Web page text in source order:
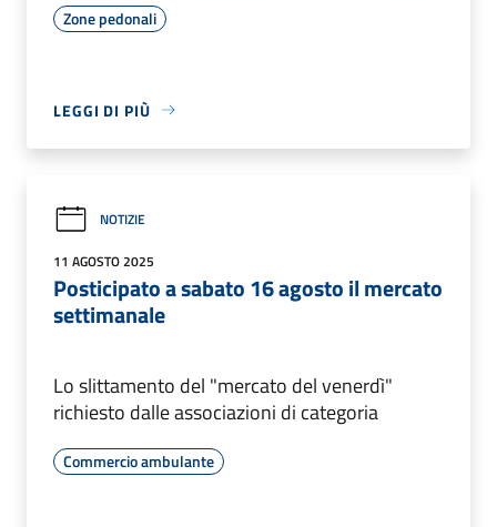
Zone pedonali
LEGGI DI PIÙ
NOTIZIE
11 AGOSTO 2025
Posticipato a sabato 16 agosto il mercato
settimanale
Lo slittamento del "mercato del venerdì"
richiesto dalle associazioni di categoria
Commercio ambulante